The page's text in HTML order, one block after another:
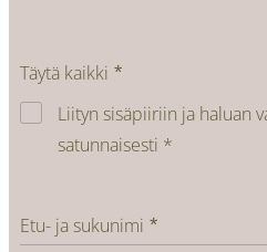
Täytä kaikki
Liityn sisäpiiriin ja haluan
satunnaisesti *
Etu- ja sukunimi